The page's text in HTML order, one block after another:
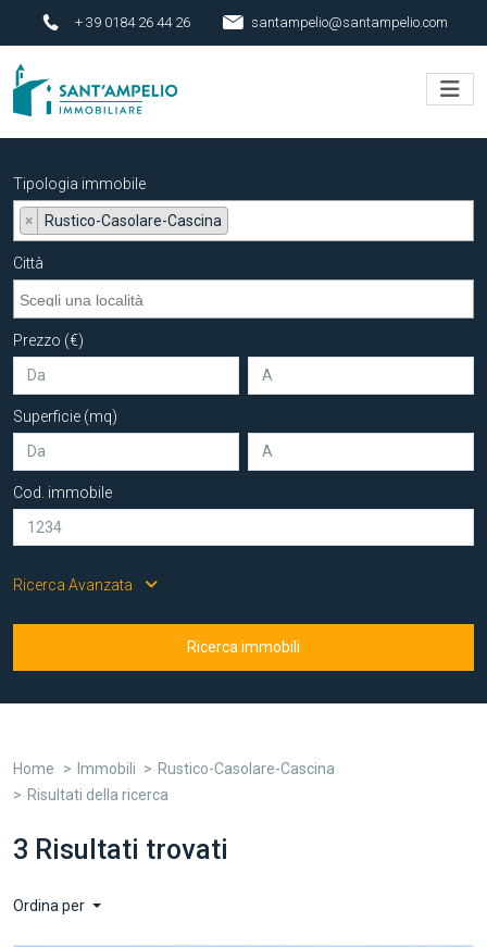
+ 39 0184 26 44 26 santampelio@santampelio.com
Tipologia immobile
× Rustico-Casolare-Cascina
Città
Prezzo (€)
Superficie (mq)
Cod. immobile
Ricerca Avanzata
Ricerca immobili
Home Immobili
Rustico-Casolare-Cascina
Risultati della ricerca
3 Risultati trovati
Ordina per